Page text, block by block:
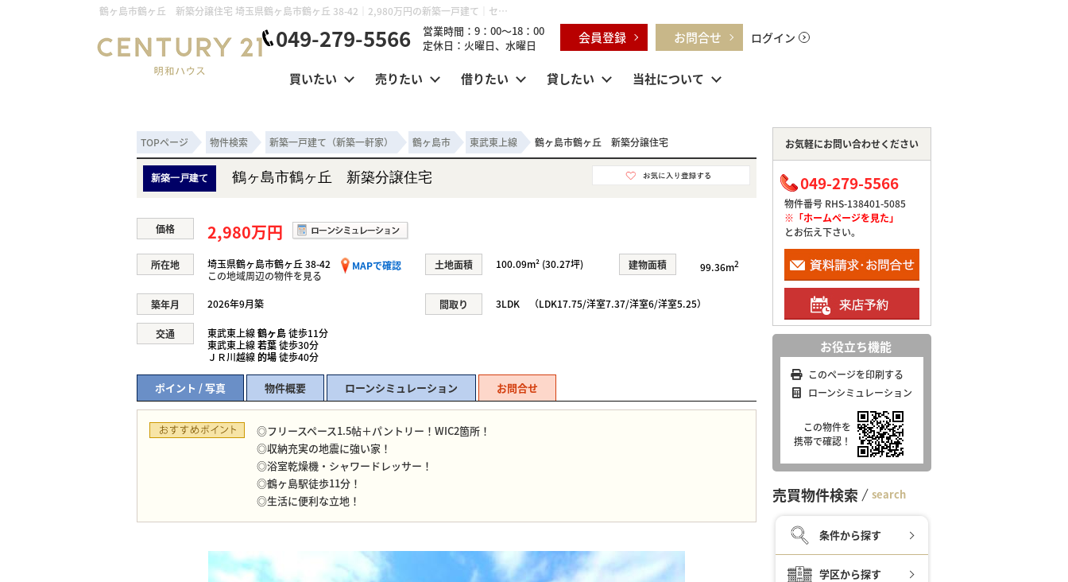
鶴ヶ島市鶴ヶ丘 新築分譲住宅 埼玉県鶴ヶ島市鶴ヶ丘 38-42｜2,980万円の新築一戸建て｜センチュリー21明和ハウス
049-279-5566
営業時間：9：00～18：00
定休日：火曜日、水曜日
会員登録 お問合せ ログイン
買いたい 売りたい 借りたい 貸したい 当社について
TOPページ 物件検索 新築一戸建て（新築一軒家） 鶴ヶ島市 東武東上線 鶴ヶ島市鶴ヶ丘 新築分譲住宅
新築一戸建て 鶴ヶ島市鶴ヶ丘 新築分譲住宅
価格 2,980万円
所在地 埼玉県鶴ヶ島市鶴ヶ丘 38-42 MAPで確認
この地域周辺の物件を見る
土地面積 100.09m² (30.27坪) 建物面積 99.36m2
築年月 2026年9月築 間取り 3LDK （LDK17.75/洋室7.37/洋室6/洋室5.25）
交通 東武東上線鶴ヶ島徒歩11分
東武東上線若葉徒歩30分
ＪＲ川越線 的場徒歩40分
ポイント / 写真 物件概要 ローンシミュレーション お問合せ
◎フリースペース1.5帖＋パントリー！WIC2箇所！
◎収納充実の地震に強い家！
◎浴室乾燥機・シャワードレッサー！
◎鶴ヶ島駅徒歩11分！
◎生活に便利な立地！
お気軽にお問い合わせください
049-279-5566
物件番号 RHS-138401-5085
※「ホームページを見た」
とお伝え下さい。
お役立ち機能
このページを印刷する
ローンシミュレーション
この物件を
携帯で確認！
売買物件検索 search
条件から探す
学区から探す